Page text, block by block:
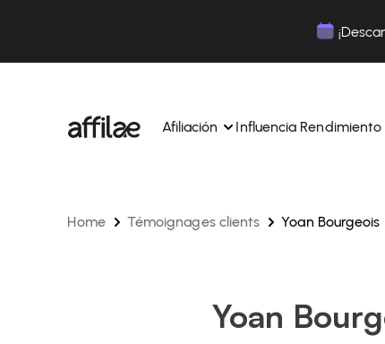
Afiliación
Gestione sus campañas y afiliados desde
afiliados con total sencillez.
Monitoriza y gestiona los pagos de tus
Influencia Rendimiento
Gestiona tus campañas
colaboraciones desde
Monitoriza y gestiona
Home Témoignages clients Yoan Bourgeois
Yoan